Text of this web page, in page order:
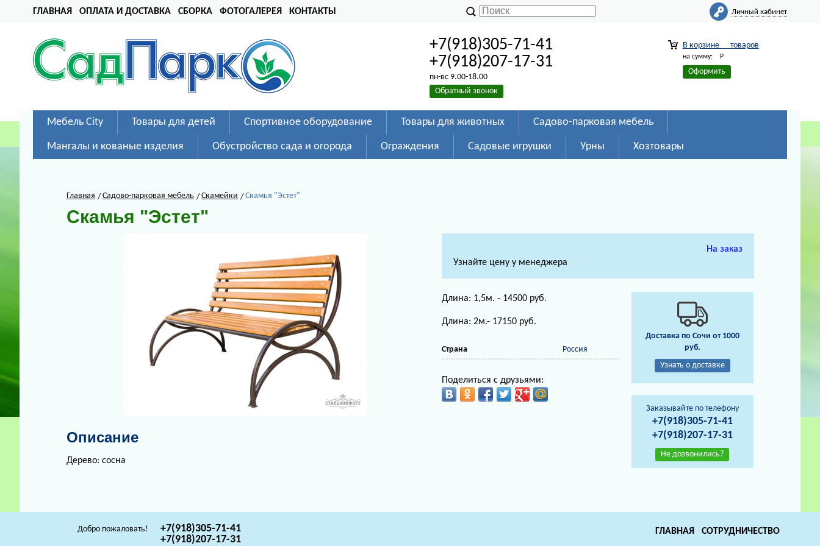
ГЛАВНАЯ ОПЛАТА И ДОСТАВКА СБОРКА ФОТОГАЛЕРЕЯ КОНТАКТЫ Личный кабинет
+7(918)305-71-41
+7(918)207-17-31
пн-вс 9.00-18.00
Обратный звонок
В корзине товаров
на сумму: Р
Оформить
Мебель City Товары для детей Спортивное оборудование Товары для животных Садово-парковая мебель
Мангалы и кованые изделия Обустройство сада и огорода Ограждения Садовые игрушки Урны Хозтовары
Главная Садово-парковая мебель Скамейки Скамья "Эстет"
Скамья "Эстет"
На заказ
Узнайте цену у менеджера
Длина: 1,5м. - 14500 руб.
Длина: 2м.- 17150 руб.
Страна Россия
Поделиться с друзьями:
Описание
Дерево: сосна
Доставка по Сочи от 1000
руб.
Узнать о доставке
Заказывайте по телефону
+7(918)305-71-41
+7(918)207-17-31
Не дозвонились?
Добро пожаловать!
+7(918)305-71-41
+7(918)207-17-31
ГЛАВНАЯ СОТРУДНИЧЕСТВО